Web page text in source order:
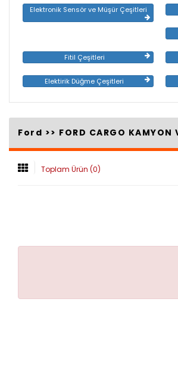
Elektronik Sensör ve Müşür Çeşitleri
Fitil Çeşitleri
Elektirik Düğme Çeşitleri
Ford >> FORD CARGO KAMYON
Toplam Ürün (0)